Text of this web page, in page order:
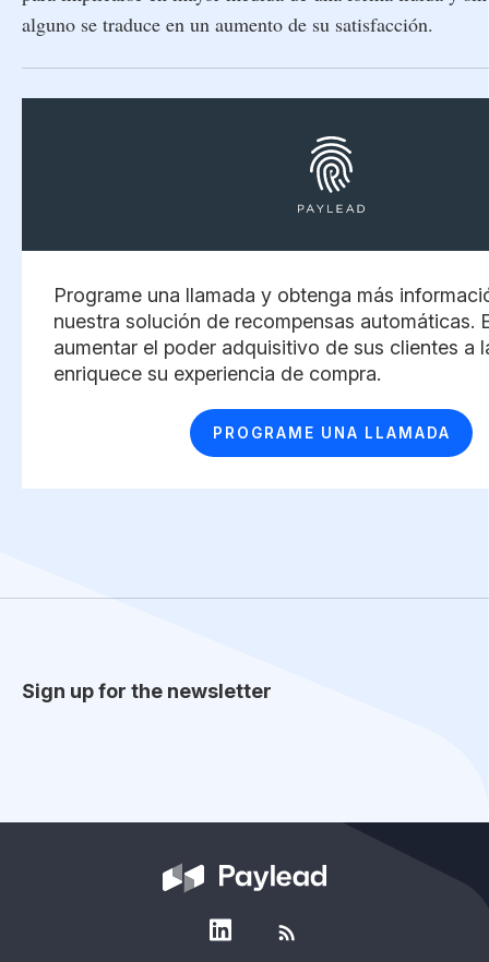
alguno se traduce en un aumento de su satisfacción.
Programe una llamada y obtenga más
nuestra solución de recompensas automáticas.
aumentar el poder adquisitivo de sus clientes a
enriquece su experiencia de compra. ​
PROGRAME UNA LLAMADA
Sign up for the newsletter